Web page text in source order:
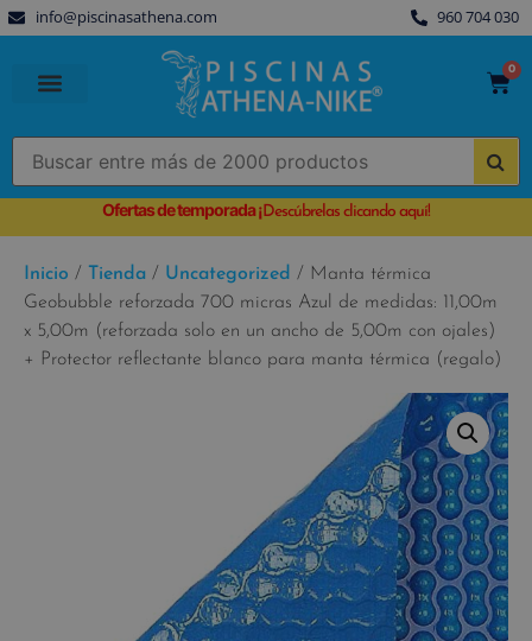
info@piscinasathena.com 960 704 030
0
Ofertas de temporada¡Descúbrelas clicando aquí!
Inicio / Tienda / Uncategorized / Manta térmica
Geobubble reforzada 700 micras Azul de medidas: 11,00m
x 5,00m (reforzada solo en un ancho de 5,00m con ojales)
+ Protector reflectante blanco para manta térmica (regalo)